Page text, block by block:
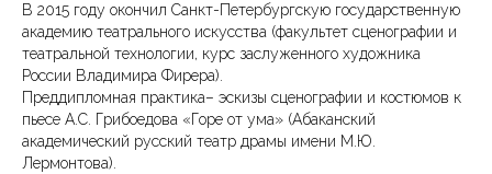
В 2015 году окончил Санкт-Петербургскую государственную
академию театрального искусства (факультет сценографии и
театральной технологии, курс заслуженного художника
России Владимира Фирера).
Преддипломная практика– эскизы сценографии и костюмов к
пьесе А.С. Грибоедова «Горе от ума» (Абаканский
академический русский театр драмы имени М.Ю.
Лермонтова).